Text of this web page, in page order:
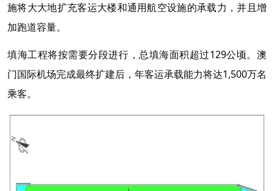
施将大大地扩充客运大楼和通用航空设施的承载力，并且增
加跑道容量。
填海工程将按需要分段进行，总填海面积超过129公顷。澳
门国际机场完成最终扩建后，年客运承载能力将达1,500万名
乘客。